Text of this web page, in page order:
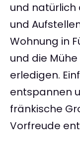
und natürlich
und
Wohnung in
und die
erledigen.
entspannen
fränkische
Vorfreude